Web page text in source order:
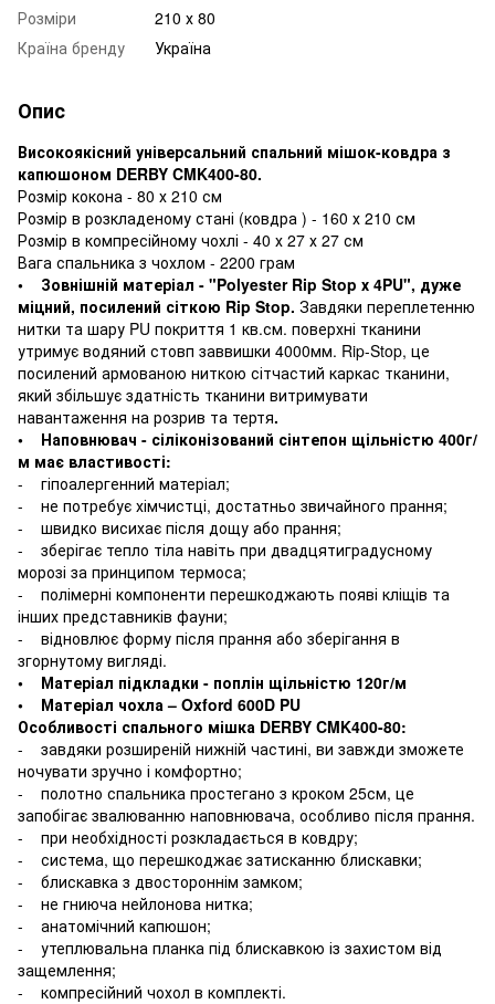
Розміри
210 х 80
Країна бренду
Україна
Опис
Високоякісний універсальний спальний мішок-ковдра з
капюшоном DERBY CMK400-80.
Розмір кокона - 80 х 210 см
Розмір в розкладеному стані (ковдра ) - 160 х 210 см
Розмір в компресійному чохлі - 40 х 27 х 27 см
Вага спальника з чохлом - 2200 грам
• Зовнішній матеріал - "Polyester Rip Stop х 4PU", дуже
міцний, посилений сіткою Rip Stop. Завдяки переплетенню
нитки та шару PU покриття 1 кв.см. поверхні тканини
утримує водяний стовп заввишки 4000мм. Rip-Stop, це
посилений армованою ниткою сітчастий каркас тканини,
який збільшує здатність тканини витримувати
навантаження на розрив та тертя.
• Наповнювач - сіліконізований сінтепон щільністю 400г/
м має властивості:
- гіпоалергенний матеріал;
- не потребує хімчистці, достатньо звичайного прання;
- швидко висихає після дощу або прання;
- зберігає тепло тіла навіть при двадцятиградусному
морозі за принципом термоса;
- полімерні компоненти перешкоджають появі кліщів та
інших представників фауни;
- відновлює форму після прання або зберігання в
згорнутому вигляді.
• Матеріал підкладки - поплін щільністю 120г/м
• Матеріал чохла – Oxford 600D PU
Особливості спального мішка DERBY CMK400-80:
- завдяки розширеній нижній частині, ви завжди зможете
ночувати зручно і комфортно;
- полотно спальника простегано з кроком 25см, це
запобігає звалюванню наповнювача, особливо після прання.
- при необхідності розкладається в ковдру;
- система, що перешкоджає затисканню блискавки;
- блискавка з двостороннім замком;
- не гниюча нейлонова нитка;
- анатомічний капюшон;
- утеплювальна планка під блискавкою із захистом від
защемлення;
- компресійний чохол в комплекті.